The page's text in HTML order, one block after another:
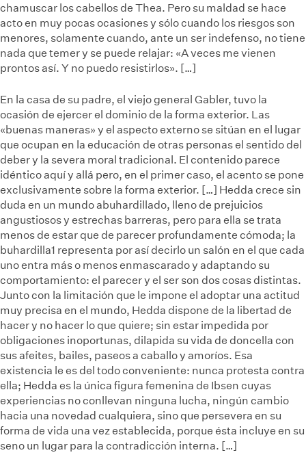
chamuscar los cabellos de Thea. Pero su maldad se hace
acto en muy pocas ocasiones y sólo cuando los riesgos son
menores, solamente cuando, ante un ser indefenso, no tiene
nada que temer y se puede relajar: «A veces me vienen
prontos así. Y no puedo resistirlos». […]
En la casa de su padre, el viejo general Gabler, tuvo la
ocasión de ejercer el dominio de la forma exterior. Las
«buenas maneras» y el aspecto externo se sitúan en el lugar
que ocupan en la educación de otras personas el sentido del
deber y la severa moral tradicional. El contenido parece
idéntico aquí y allá pero, en el primer caso, el acento se pone
exclusivamente sobre la forma exterior. […] Hedda crece sin
duda en un mundo abuhardillado, lleno de prejuicios
angustiosos y estrechas barreras, pero para ella se trata
menos de estar que de parecer profundamente cómoda; la
buhardilla1 representa por así decirlo un salón en el que cada
uno entra más o menos enmascarado y adaptando su
comportamiento: el parecer y el ser son dos cosas distintas.
Junto con la limitación que le impone el adoptar una actitud
muy precisa en el mundo, Hedda dispone de la libertad de
hacer y no hacer lo que quiere; sin estar impedida por
obligaciones inoportunas, dilapida su vida de doncella con
sus afeites, bailes, paseos a caballo y amoríos. Esa
existencia le es del todo conveniente: nunca protesta contra
ella; Hedda es la única figura femenina de Ibsen cuyas
experiencias no conllevan ninguna lucha, ningún cambio
hacia una novedad cualquiera, sino que persevera en su
forma de vida una vez establecida, porque ésta incluye en su
seno un lugar para la contradicción interna. […]